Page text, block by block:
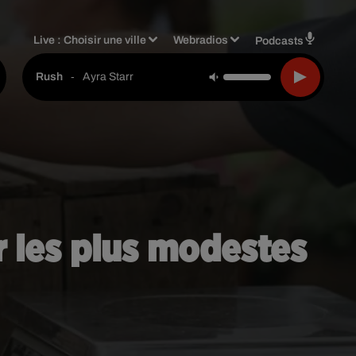
Live :Choisir une ville Webradios Podcasts
Rush - Ayra Starr
les plus modestes